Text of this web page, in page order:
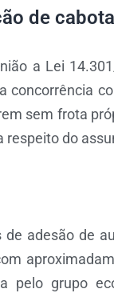
de
a Lei
concorrência
sem frota
respeito do
adesão de
pelo grupo